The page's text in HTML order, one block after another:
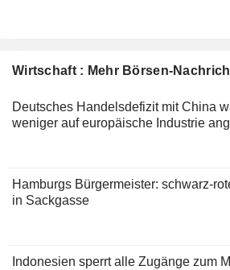
Wirtschaft : Mehr Börsen-
Deutsches Handelsdefizit mit China
weniger auf europäische Industrie
Hamburgs Bürgermeister: schwarz-
in Sackgasse
Indonesien sperrt alle Zugänge zum